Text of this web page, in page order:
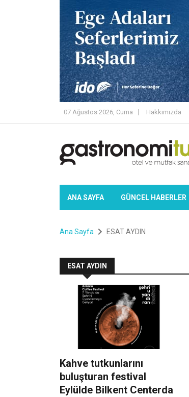
07 Ağustos 2026, Cuma Hakkımızda
ANA SAYFA GÜNCEL HABERLER
Ana Sayfa ESAT AYDIN
ESAT AYDIN
Kahve tutkunlarını
buluşturan festival
Eylülde Bilkent Centerda